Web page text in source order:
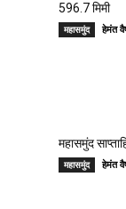
596.7 मिमी
महासमुंद हेमंत
महासमुंद
महासमुंद हेमंत